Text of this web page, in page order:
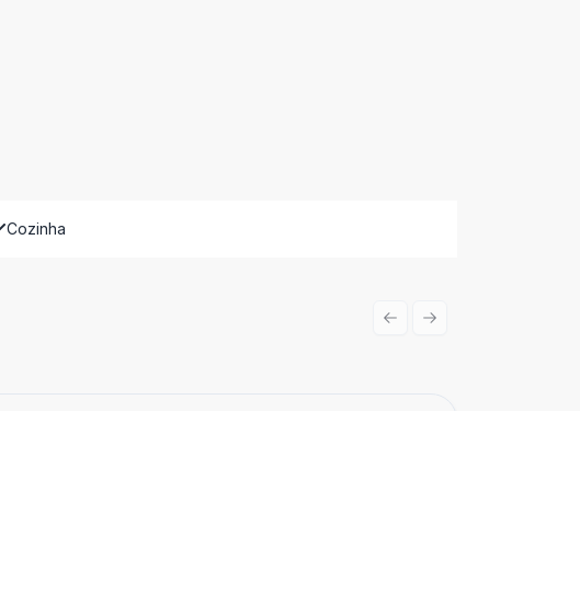
Cozinha
Previous slide
Next slide